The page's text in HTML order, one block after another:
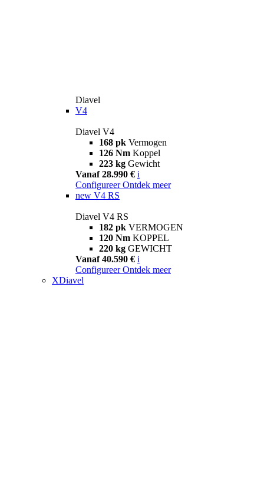
Diavel
V4
Diavel V4
168 pk Vermogen
126 Nm Koppel
223 kg Gewicht
Vanaf 28.990 € i
Configureer Ontdek meer
new V4 RS
Diavel V4 RS
182 pk VERMOGEN
120 Nm KOPPEL
220 kg GEWICHT
Vanaf 40.590 € i
Configureer Ontdek meer
XDiavel